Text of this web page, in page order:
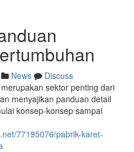
News
Discuss
sektor penting dari
menyajikan panduan detail
konsep-konsep sampai
77195076/pabrik-karet-